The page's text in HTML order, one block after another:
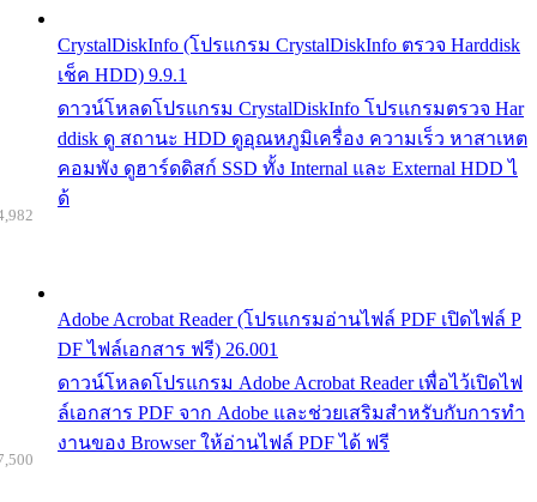
CrystalDiskInfo (โปรแกรม CrystalDiskInfo ตรวจ Harddisk
เช็ค HDD) 9.9.1
ดาวน์โหลดโปรแกรม CrystalDiskInfo โปรแกรมตรวจ Har
ddisk ดู สถานะ HDD ดูอุณหภูมิเครื่อง ความเร็ว หาสาเหต
คอมพัง ดูฮาร์ดดิสก์ SSD ทั้ง Internal และ External HDD ไ
ด้
Adobe Acrobat Reader (โปรแกรมอ่านไฟล์ PDF เปิดไฟล์ P
DF ไฟล์เอกสาร ฟรี) 26.001
ดาวน์โหลดโปรแกรม Adobe Acrobat Reader เพื่อไว้เปิดไฟ
ล์เอกสาร PDF จาก Adobe และช่วยเสริมสำหรับกับการทำ
งานของ Browser ให้อ่านไฟล์ PDF ได้ ฟรี